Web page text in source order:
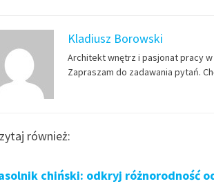
Kladiusz Borowski
Architekt wnętrz i pasjonat pracy
Zapraszam do zadawania pytań.
również:
chiński: odkryj różnorodność